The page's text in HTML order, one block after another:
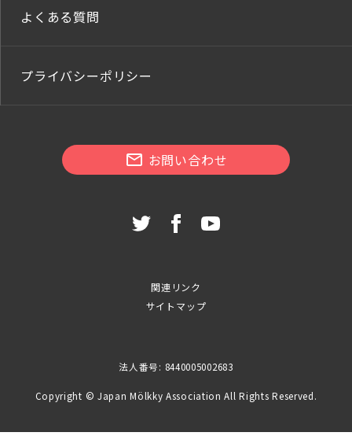
よくある質問
プライバシーポリシー
お問い合わせ
関連リンク
サイトマップ
法人番号: 8440005002683
Copyright © Japan Mölkky Association All Rights Reserved.